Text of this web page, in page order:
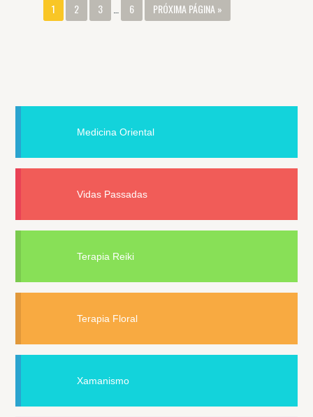
1 2 3 6 PRÓXIMA PÁGINA »
Medicina Oriental
Vidas Passadas
Terapia Reiki
Terapia Floral
Xamanismo